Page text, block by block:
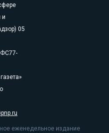
и
05
ФС77-
еженедельное издание